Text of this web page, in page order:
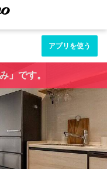
アプリを使う
」です。